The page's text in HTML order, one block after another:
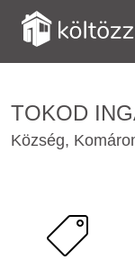
TOKOD
Község,